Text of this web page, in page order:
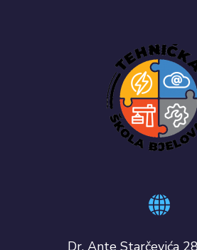
Dr. Ante Starčevića